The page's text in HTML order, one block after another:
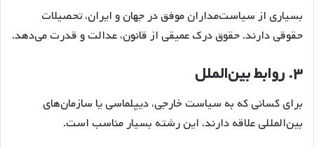
بسیاری از سیاست‌مداران موفق در جهان و ایران، تحصیلات
حقوقی دارند. حقوق درک عمیقی از قانون، عدالت و قدرت می‌دهد.
۳. روابط بین‌الملل
برای کسانی که به سیاست خارجی، دیپلماسی یا سازمان‌های
بین‌المللی علاقه دارند، این رشته بسیار مناسب است.